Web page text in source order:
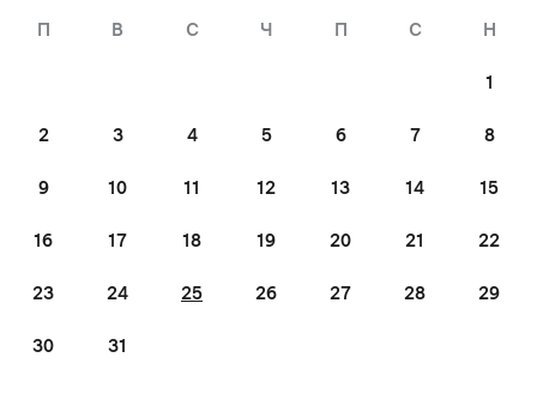
П В С Ч П С Н
1
2 3 4 5 6 7 8
9 10 11 12 13 14 15
16 17 18 19 20 21 22
23 24 25 26 27 28 29
30 31